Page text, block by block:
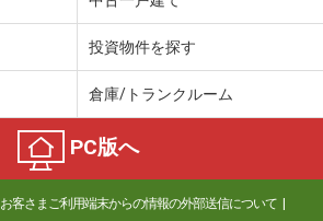
投資物件を探す
倉庫/トランクルーム
PC版へ
お客さまご利用端末からの情報の外部送信について